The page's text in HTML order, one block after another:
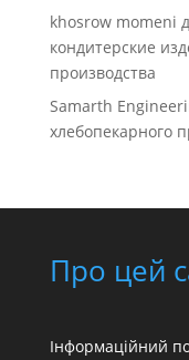
khosrow momeni
кондитерские
производства
Samarth
хлебопекарного
Про цей
Інформаційний